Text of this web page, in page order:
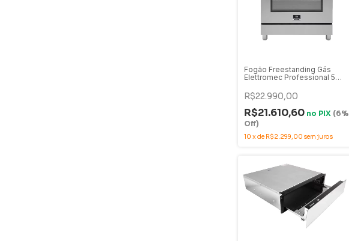
Fogão Freestanding Gás
Elettromec Professional 5
Gás Inox 90cm - FGG-5Q-90-
XP-2GMA
R$22.990,00
R$21.610,60 no PIX (6%
Off)
10 xde R$2.299,00 sem juros